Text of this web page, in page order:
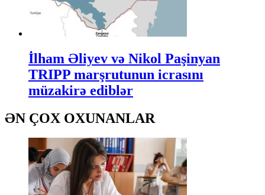
İlham Əliyev və Nikol Paşinyan
TRIPP marşrutunun icrasını
müzakirə ediblər
ƏN ÇOX OXUNANLAR